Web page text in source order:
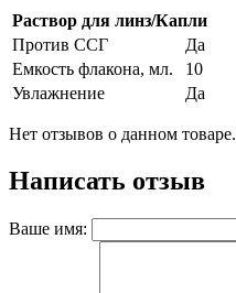
Раствор для линз/Капли
Против ССГ
Да
Емкость флакона, мл.
10
Увлажнение
Да
Нет отзывов о данном товаре.
Написать отзыв
Ваше имя: